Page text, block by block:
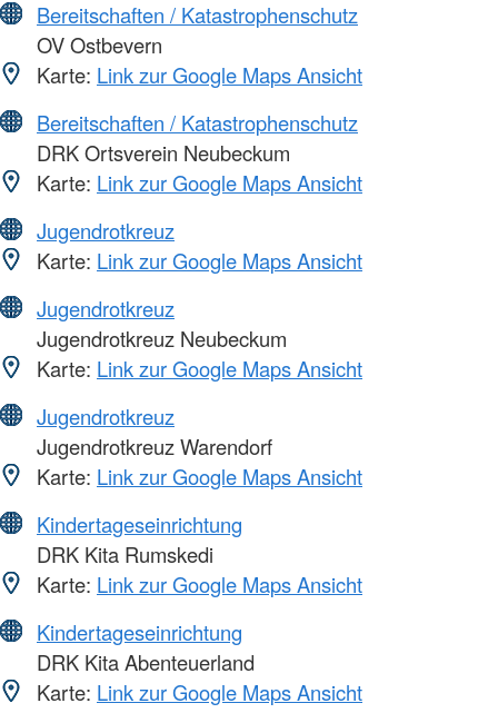
Bereitschaften / Katastrophenschutz
OV Ostbevern
Karte: Link zur Google Maps Ansicht
Bereitschaften / Katastrophenschutz
DRK Ortsverein Neubeckum
Karte: Link zur Google Maps Ansicht
Jugendrotkreuz
Karte: Link zur Google Maps Ansicht
Jugendrotkreuz
Jugendrotkreuz Neubeckum
Karte: Link zur Google Maps Ansicht
Jugendrotkreuz
Jugendrotkreuz Warendorf
Karte: Link zur Google Maps Ansicht
Kindertageseinrichtung
DRK Kita Rumskedi
Karte: Link zur Google Maps Ansicht
Kindertageseinrichtung
DRK Kita Abenteuerland
Karte: Link zur Google Maps Ansicht